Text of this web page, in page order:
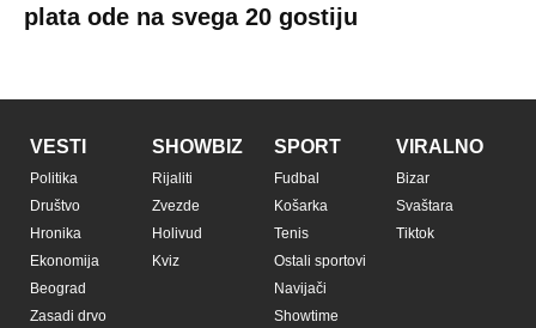
plata ode na svega 20 gostiju
VESTI
Politika
Društvo
Hronika
Ekonomija
Beograd
Zasadi drvo
SHOWBIZ
Rijaliti
Zvezde
Holivud
Kviz
SPORT
Fudbal
Košarka
Tenis
Ostali sportovi
Navijači
Showtime
VIRALNO
Bizar
Svaštara
Tiktok